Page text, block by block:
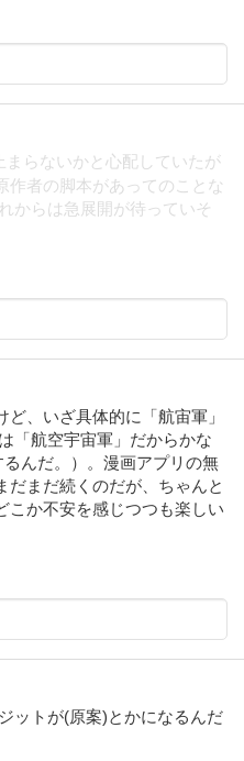
らないかと心配していたが
作者の脚本があってのことな
からは急展開が待っていそ
、いざ具体的に「航宙軍」
「航空宇宙軍」だからかな
んだ。）。漫画アプリの無
まだ続くのだが、ちゃんと
こか不安を感じつつも楽しい
ットが(原案)とかになるんだ